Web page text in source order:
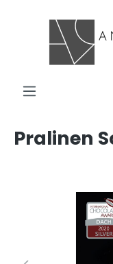
Pralinen